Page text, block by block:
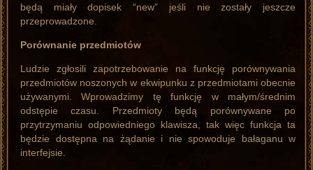
będą miały dopisek “new” jeśli nie zostały jeszcze
przeprowadzone.
Porównanie przedmiotów
Ludzie zgłosili zapotrzebowanie na funkcję porównywania
przedmiotów noszonych w ekwipunku z przedmiotami obecnie
używanymi. Wprowadzimy tę funkcję w małym/średnim
odstępie czasu. Przedmioty będą porównywane po
przytrzymaniu odpowiedniego klawisza, tak więc funkcja ta
będzie dostępna na żądanie i nie spowoduje bałaganu w
interfejsie.